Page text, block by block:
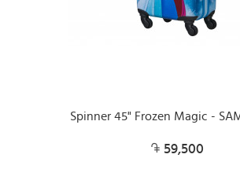
Spinner 45" Frozen Magic -
59,500